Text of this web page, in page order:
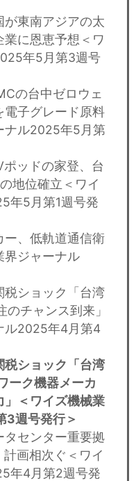
が東南アジアの太
に恩恵予想＜ワ
年5月第3週号
の台中ゼロウェ
電子グレード原料
ナル2025年5月第
ポッドの家登、台
地位確立＜ワイ
年5月第1週号発
ー、低軌道通信衛
界ジャーナル
税ショック「台湾
チャンス到来」
ル2025年4月第4
税ショック「台湾
ーク機器メーカ
」＜ワイズ機械業
3週号発行＞
タセンター重要拠
画相次ぐ＜ワイ
年4月第2週号発